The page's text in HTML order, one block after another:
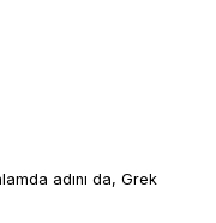
adını da, Grek